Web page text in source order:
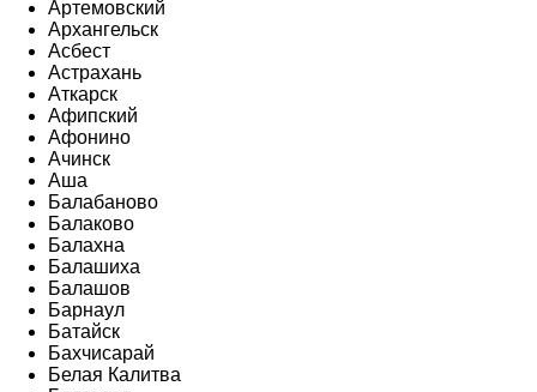
Артемовский
Архангельск
Асбест
Астрахань
Аткарск
Афипский
Афонино
Ачинск
Аша
Балабаново
Балаково
Балахна
Балашиха
Балашов
Барнаул
Батайск
Бахчисарай
Белая Калитва